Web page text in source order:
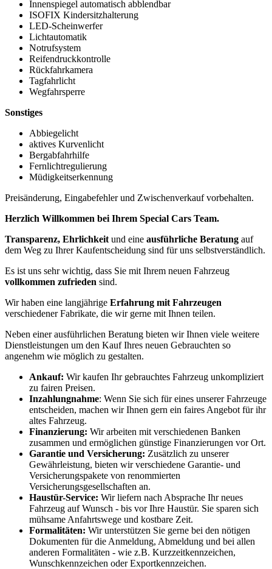
Innenspiegel automatisch abblendbar
ISOFIX Kindersitzhalterung
LED-Scheinwerfer
Lichtautomatik
Notrufsystem
Reifendruckkontrolle
Rückfahrkamera
Tagfahrlicht
Wegfahrsperre
Sonstiges
Abbiegelicht
aktives Kurvenlicht
Bergabfahrhilfe
Fernlichtregulierung
Müdigkeitserkennung
Preisänderung, Eingabefehler und Zwischenverkauf vorbehalten.
Herzlich Willkommen bei Ihrem Special Cars Team.
Transparenz, Ehrlichkeit und eine ausführliche Beratung auf
dem Weg zu Ihrer Kaufentscheidung sind für uns selbstverständlich.
Es ist uns sehr wichtig, dass Sie mit Ihrem neuen Fahrzeug
vollkommen zufrieden sind.
Wir haben eine langjährige Erfahrung mit Fahrzeugen
verschiedener Fabrikate, die wir gerne mit Ihnen teilen.
Neben einer ausführlichen Beratung bieten wir Ihnen viele weitere
Dienstleistungen um den Kauf Ihres neuen Gebrauchten so
angenehm wie möglich zu gestalten.
Ankauf: Wir kaufen Ihr gebrauchtes Fahrzeug unkompliziert
zu fairen Preisen.
Inzahlungnahme: Wenn Sie sich für eines unserer Fahrzeuge
entscheiden, machen wir Ihnen gern ein faires Angebot für ihr
altes Fahrzeug.
Finanzierung: Wir arbeiten mit verschiedenen Banken
zusammen und ermöglichen günstige Finanzierungen vor Ort.
Garantie und Versicherung: Zusätzlich zu unserer
Gewährleistung, bieten wir verschiedene Garantie- und
Versicherungspakete von renommierten
Versicherungsgesellschaften an.
Haustür-Service: Wir liefern nach Absprache Ihr neues
Fahrzeug auf Wunsch - bis vor Ihre Haustür. Sie sparen sich
mühsame Anfahrtswege und kostbare Zeit.
Formalitäten: Wir unterstützen Sie gerne bei den nötigen
Dokumenten für die Anmeldung, Abmeldung und bei allen
anderen Formalitäten - wie z.B. Kurzzeitkennzeichen,
Wunschkennzeichen oder Exportkennzeichen.